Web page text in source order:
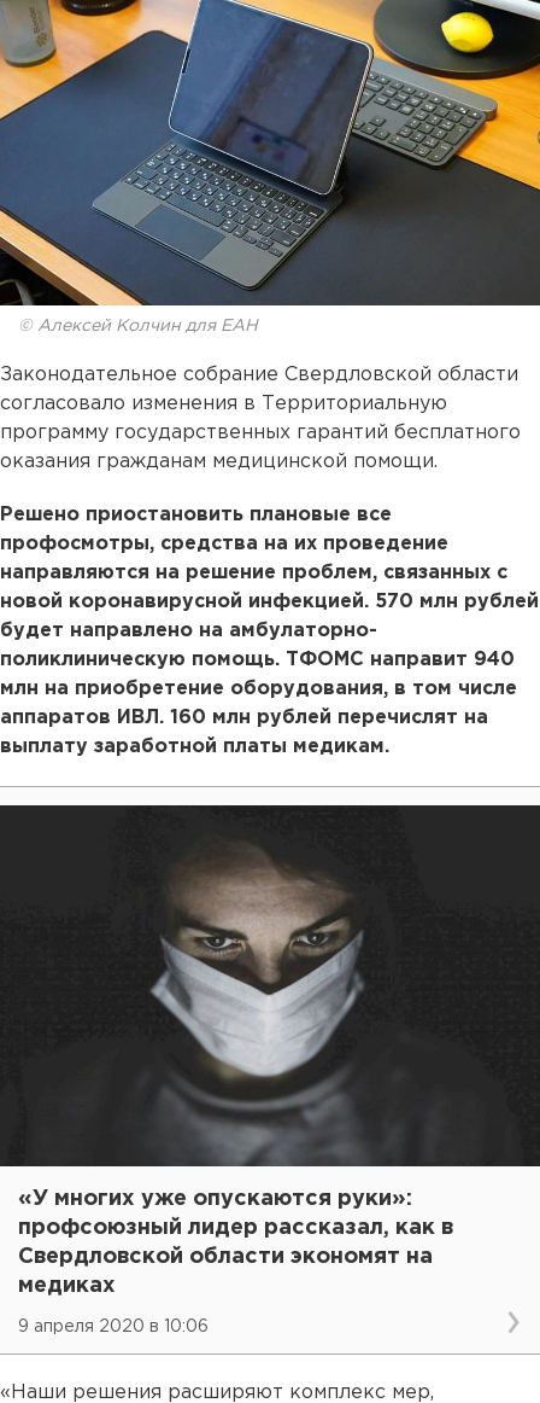
© Алексей Колчин для ЕАН
Законодательное собрание Свердловской области
согласовало изменения в Территориальную
программу государственных гарантий бесплатного
оказания гражданам медицинской помощи.
Решено приостановить плановые все
профосмотры, средства на их проведение
направляются на решение проблем, связанных с
новой коронавирусной инфекцией. 570 млн рублей
будет направлено на амбулаторно-
поликлиническую помощь. ТФОМС направит 940
млн на приобретение оборудования, в том числе
аппаратов ИВЛ. 160 млн рублей перечислят на
выплату заработной платы медикам.
«У многих уже опускаются руки»:
профсоюзный лидер рассказал, как в
Свердловской области экономят на
медиках
9 апреля 2020 в 10:06
«Наши решения расширяют комплекс мер,